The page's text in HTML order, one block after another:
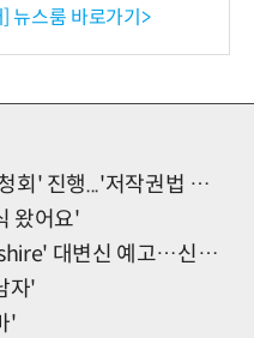
뉴스룸 바로가기>
행...'저작권법 개정 필요'
왔어요'
예고…신보 트랙리스트 공개
자'
'